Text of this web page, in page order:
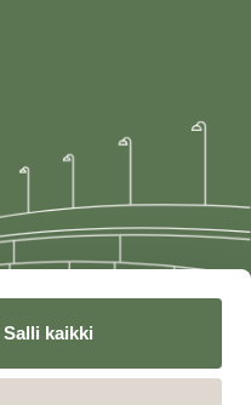
Salli kaikki